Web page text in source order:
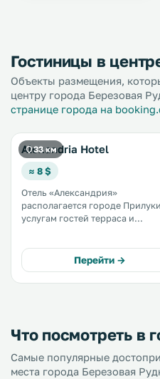
Гостиницы в
Объекты размещения,
центру города Березовая
странице города на
33 км
Alexandria Hotel
≈ 8 $
Отель «Александрия»
располагается городе Прилуки.
услугам гостей терраса и
кондиционер, холодильник и
.
Перейти →
Что посмотреть в
Самые популярные
места города Березовая